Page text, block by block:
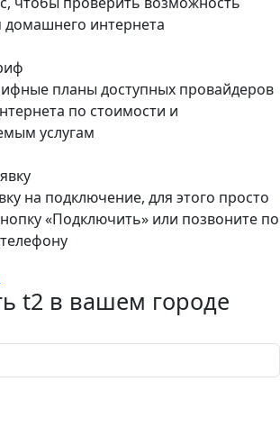
интернета
планы доступных провайдеров
по стоимости и
услугам
на подключение, для этого просто
«Подключить» или позвоните по
t2 в вашем городе